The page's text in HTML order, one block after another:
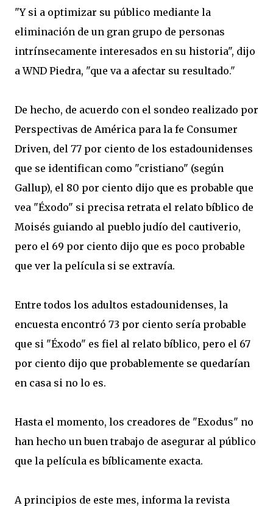
"Y si a optimizar su público mediante la
eliminación de un gran grupo de personas
intrínsecamente interesados ​​en su historia", dijo
a WND Piedra, "que va a afectar su resultado."
De hecho, de acuerdo con el sondeo realizado por
Perspectivas de América para la fe Consumer
Driven, del 77 por ciento de los estadounidenses
que se identifican como "cristiano" (según
Gallup), el 80 por ciento dijo que es probable que
vea "Éxodo" si precisa retrata el relato bíblico de
Moisés guiando al pueblo judío del cautiverio,
pero el 69 por ciento dijo que es poco probable
que ver la película si se extravía.
Entre todos los adultos estadounidenses, la
encuesta encontró 73 por ciento sería probable
que si "Éxodo" es fiel al relato bíblico, pero el 67
por ciento dijo que probablemente se quedarían
en casa si no lo es.
Hasta el momento, los creadores de "Exodus" no
han hecho un buen trabajo de asegurar al público
que la película es bíblicamente exacta.
A principios de este mes, informa la revista